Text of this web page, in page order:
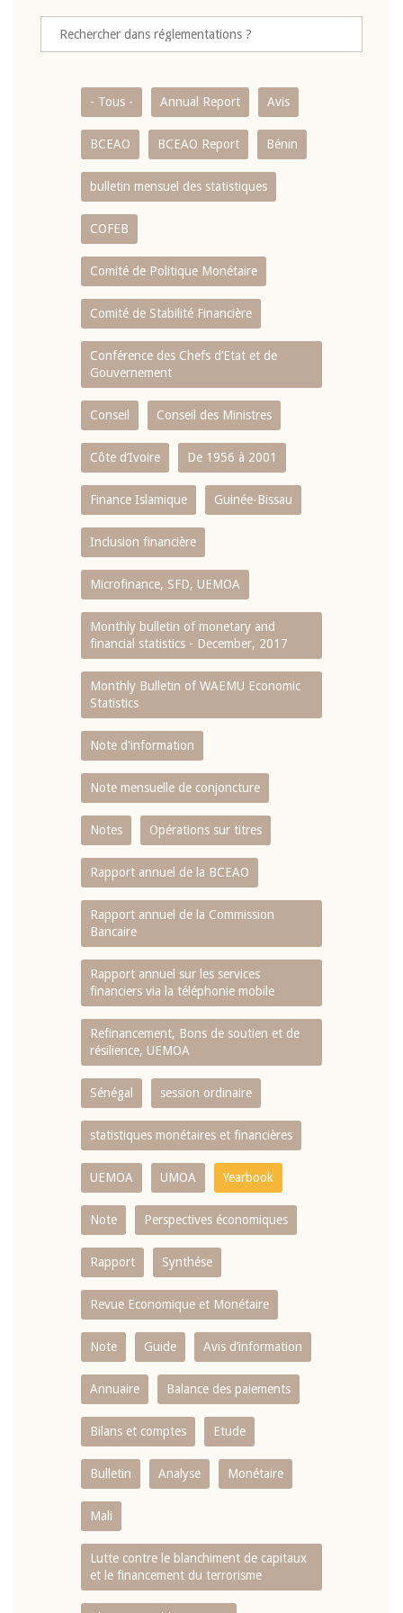
- Tous - Annual Report Avis
BCEAO BCEAO Report Bénin
bulletin mensuel des statistiques
COFEB
Comité de Politique Monétaire
Comité de Stabilité Financière
Conférence des Chefs d’Etat et de
Gouvernement
Conseil Conseil des Ministres
Côte d’Ivoire De 1956 à 2001
Finance Islamique Guinée-Bissau
Inclusion financière
Microfinance, SFD, UEMOA
Monthly bulletin of monetary and
financial statistics - December, 2017
Monthly Bulletin of WAEMU Economic
Statistics
Note d'information
Note mensuelle de conjoncture
Notes Opérations sur titres
Rapport annuel de la BCEAO
Rapport annuel de la Commission
Bancaire
Rapport annuel sur les services
financiers via la téléphonie mobile
Refinancement, Bons de soutien et de
résilience, UEMOA
Sénégal session ordinaire
statistiques monétaires et financières
UEMOA UMOA Yearbook
Note Perspectives économiques
Rapport Synthése
Revue Economique et Monétaire
Note Guide Avis d’information
Annuaire Balance des paiements
Bilans et comptes Etude
Bulletin Analyse Monétaire
Mali
Lutte contre le blanchiment de capitaux
et le financement du terrorisme